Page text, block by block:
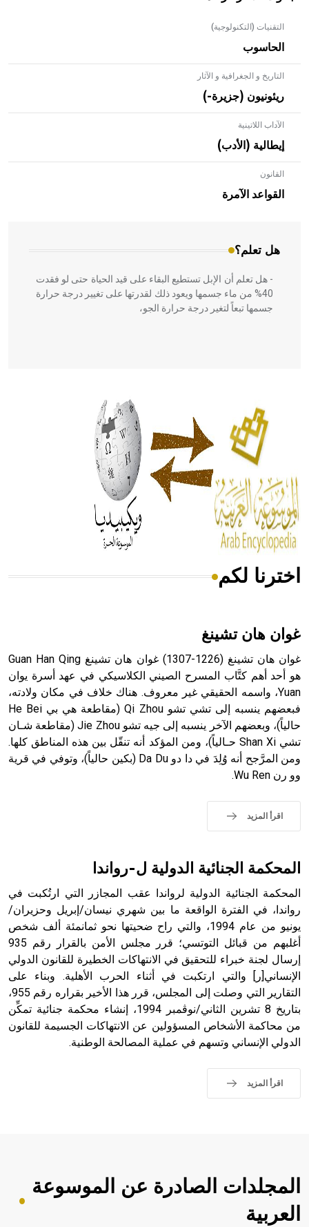
التقنيات (التكنولوجية)
الحاسوب
التاريخ و الجغرافية و الآثار
ريئونيون (جزيرة-)
الآداب اللاتينية
إيطالية (الأدب)
القانون
القواعد الآمرة
هل تعلم؟
- هل تعلم أن الأبلق نوع من الفنون الهندسية التي ارتبطت
بالعمارة الإسلامية في بلاد الشام ومصر خاصة، حيث يحرص
المعمار على بناء مداميكه وخاصة في الواجهات
- هل تعلم أن الإبل تستطيع البقاء على قيد الحياة حتى لو فقدت
40% من ماء جسمها ويعود ذلك لقدرتها على تغيير درجة حرارة
جسمها تبعاً لتغير درجة حرارة الجو،
الحكم، الأدلة، تنظيم التغذية، ورسالته في جروح الرأس. ويعود
له الفضل بأنه حرر الطب من الدين والفلسفة.
- هل تعلم أن المرجان إفراز حيواني يتكون في البحر ويتركب
من مادة كربونات الكلسيوم، وهو أحمر أو شديد الحمرة وهو
أجود أنواعه، ويمتاز بكبر الحجم ويسمى الش
هل تعلم أن الأبسيد كلمة فرنسية اللفظ تم اعتمادها مصطلحاً
- هل تعلم أن أبجر Abgar اسم معروف جيداً يعود إلى عدد من
الملوك الذين حكموا مدينة إديسا (الرها) من أبجر الأول وحتى
التاسع، وهم ينتسبون إلى أسرة أوسروين
sign تكتب منفصلة غير متصلة، وتعتمد المبدأ الأكوروفوني،
اخترنا لكم
غوان هان تشينغ
غوان هان تشينغ (1226-1307) غوان هان تشينغ Guan Han Qing
هو أحد أهم كتَّاب المسرح الصيني الكلاسيكي في عهد أسرة يوان
Yuan، واسمه الحقيقي غير معروف. هناك خلاف في مكان ولادته،
فبعضهم ينسبه إلى تشي تشو Qi Zhou (مقاطعة هي بي He Bei
حالياً)، وبعضهم الآخر ينسبه إلى جيه تشو Jie Zhou (مقاطعة شـان
تشي Shan Xi حـالياً)، ومن المؤكد أنه تنقّل بين هذه المناطق كلها.
ومن المرَّجح أنه وُلِدَ في دا دو Da Du (بكين حالياً)، وتوفي في قرية
وو رن Wu Ren.
اقرأ المزيد
المحكمة الجنائية الدولية ل-رواندا
المحكمة الجنائية الدولية لرواندا عقب المجازر التي ارتُكبت في
رواندا، في الفترة الواقعة ما بين شهري نيسان/إبريل وحزيران/
يونيو من عام 1994، والتي راح ضحيتها نحو ثمانمئة ألف شخص
أغلبهم من قبائل التوتسي؛ قرر مجلس الأمن بالقرار رقم 935
إرسال لجنة خبراء للتحقيق في الانتهاكات الخطيرة للقانون الدولي
الإنساني[ر] والتي ارتكبت في أثناء الحرب الأهلية. وبناء على
التقارير التي وصلت إلى المجلس، قرر هذا الأخير بقراره رقم 955،
بتاريخ 8 تشرين الثاني/نوڤمبر 1994، إنشاء محكمة جنائية تمكِّن
من محاكمة الأشخاص المسؤولين عن الانتهاكات الجسيمة للقانون
الدولي الإنساني وتسهم في عملية المصالحة الوطنية.
اقرأ المزيد
المجلدات الصادرة عن الموسوعة
العربية